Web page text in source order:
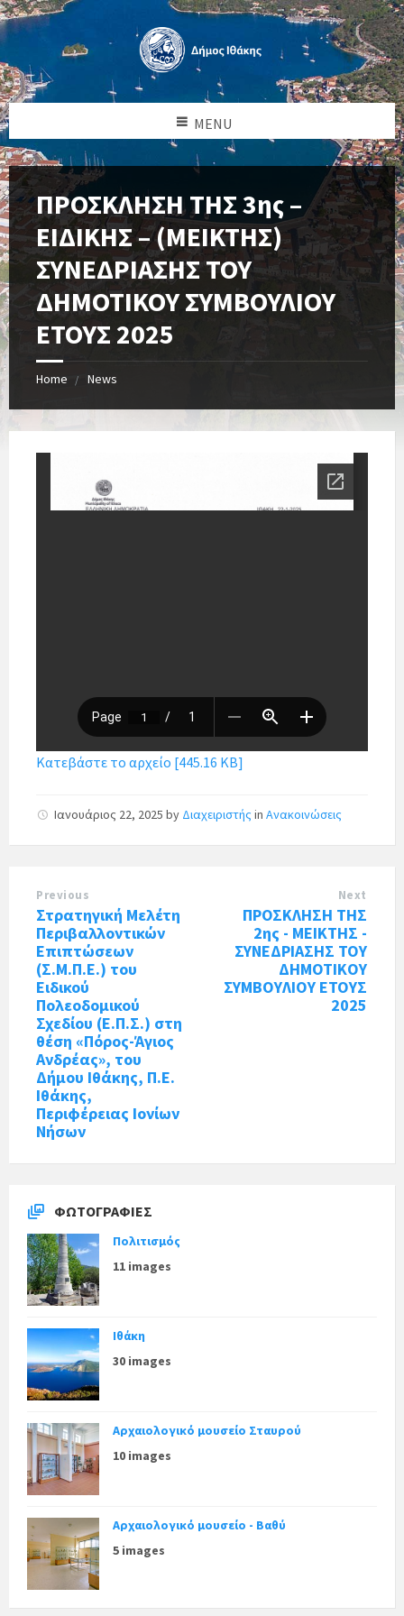
MENU
ΠΡΟΣΚΛΗΣΗ ΤΗΣ 3ης –
ΕΙΔΙΚΗΣ – (ΜΕΙΚΤΗΣ)
ΣΥΝΕΔΡΙΑΣΗΣ ΤΟΥ
ΔΗΜΟΤΙΚΟΥ ΣΥΜΒΟΥΛΙΟΥ
ΕΤΟΥΣ 2025
Home News
Κατεβάστε το αρχείο [445.16 KB]
Ιανουάριος 22, 2025 by Διαχειριστής in Ανακοινώσεις
Previous
Στρατηγική Μελέτη
Περιβαλλοντικών
Επιπτώσεων
(Σ.Μ.Π.Ε.) του
Ειδικού
Πολεοδομικού
Σχεδίου (E.Π.Σ.) στη
θέση «Πόρος-Άγιος
Ανδρέας», του
Δήμου Ιθάκης, Π.Ε.
Ιθάκης,
Περιφέρειας Ιονίων
Νήσων
Next
ΠΡΟΣΚΛΗΣΗ ΤΗΣ
2ης - ΜΕΙΚΤΗΣ -
ΣΥΝΕΔΡΙΑΣΗΣ ΤΟΥ
ΔΗΜΟΤΙΚΟΥ
ΣΥΜΒΟΥΛΙΟΥ ΕΤΟΥΣ
2025
ΦΩΤΟΓΡΑΦΊΕΣ
Πολιτισμός
11 images
Ιθάκη
30 images
Αρχαιολογικό μουσείο Σταυρού
10 images
Αρχαιολογικό μουσείο - Βαθύ
5 images